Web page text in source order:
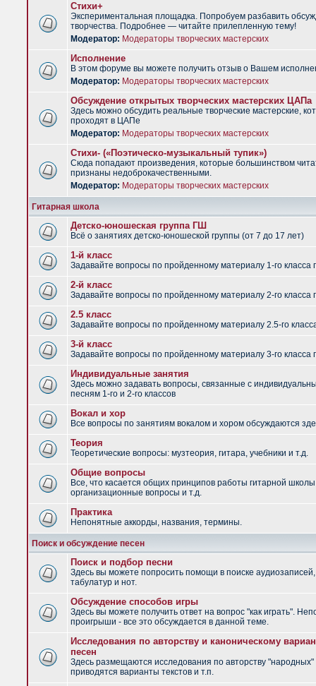
Стихи+
Экспериментальная площадка. Попробуем разбавить
творчества. Подробнее — читайте прилепленную тему!
Модератор: Модераторы творческих мастерских
Исполнение
В этом форуме вы можете получить отзыв о Вашем
Модератор: Модераторы творческих мастерских
Обсуждение открытых творческих мастерских ЦАПа
Здесь можно обсудить реальные творческие мастерские,
проходят в ЦАПе
Модератор: Модераторы творческих мастерских
Стихи- («Поэтическо-музыкальный тупик»)
Сюда попадают произведения, которые большинством
признаны недоброкачественными.
Модератор: Модераторы творческих мастерских
Гитарная школа
Детско-юношеская группа ГШ
Всё о занятиях детско-юношеской группы (от 7 до 17 лет)
1-й класс
Задавайте вопросы по пройденному материалу 1-го класса
2-й класс
Задавайте вопросы по пройденному материалу 2-го класса
2.5 класс
Задавайте вопросы по пройденному материалу 2.5-го
3-й класс
Задавайте вопросы по пройденному материалу 3-го класса
Индивидуальные занятия
Здесь можно задавать вопросы, связанные с
песням 1-го и 2-го классов
Вокал и хор
Все вопросы по занятиям вокалом и хором обсуждаются
Теория
Теоретические вопросы: музтеория, гитара, учебники и т.д.
Общие вопросы
Все, что касается общих принципов работы гитарной
организационные вопросы и т.д.
Практика
Непонятные аккорды, названия, термины.
Поиск и обсуждение песен
Поиск и подбор песни
Здесь вы можете попросить помощи в поиске аудиозаписей,
табулатур и нот.
Обсуждение способов игры
Здесь вы можете получить ответ на вопрос "как играть".
проигрыши - все это обсуждается в данной теме.
Исследования по авторству и каноническому
песен
Здесь размещаются исследования по авторству "народных"
приводятся варианты текстов и т.п.